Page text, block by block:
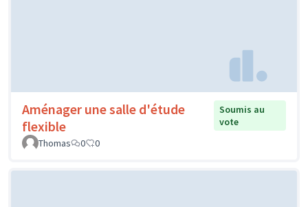
Aménager une salle d'étude
flexible
Soumis au
vote
Thomas
0 0